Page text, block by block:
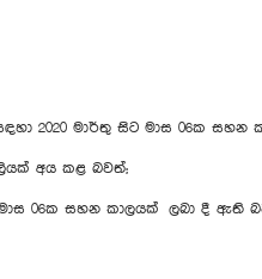
2020 මාර්තු සිට මාස 06ක සහන
අය කළ බවත්;
06ක සහන කාලයක් ලබා දී ඇති